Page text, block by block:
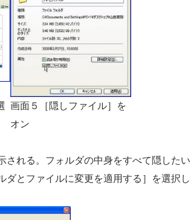
画面５［隠しファイル］を
オン
される。フォルダの中身をすべて隠したい
ダとファイルに変更を適用する］を選択し